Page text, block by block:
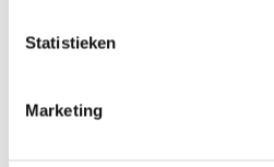
Statistieken
Marketing